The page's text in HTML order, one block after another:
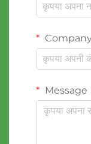
Message